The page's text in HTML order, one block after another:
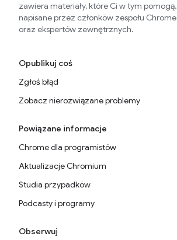
zawiera materiały, które Ci w tym pomogą,
napisane przez członków zespołu Chrome
oraz ekspertów zewnętrznych.
Opublikuj coś
Zgłoś błąd
Zobacz nierozwiązane problemy
Powiązane informacje
Chrome dla programistów
Aktualizacje Chromium
Studia przypadków
Podcasty i programy
Obserwuj